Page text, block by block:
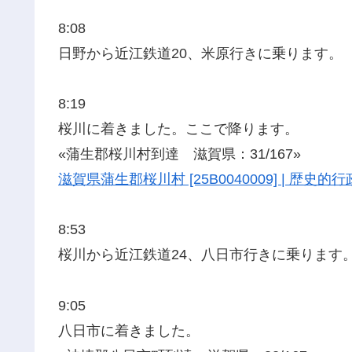
8:08
日野から近江鉄道20、米原行きに乗ります。
8:19
桜川に着きました。ここで降ります。
«蒲生郡桜川村到達 滋賀県：31/167»
滋賀県蒲生郡桜川村 [25B0040009] | 歴史的行
8:53
桜川から近江鉄道24、八日市行きに乗ります。
9:05
八日市に着きました。